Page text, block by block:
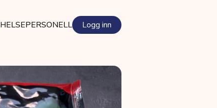
HELSEPERSONELL Logg inn